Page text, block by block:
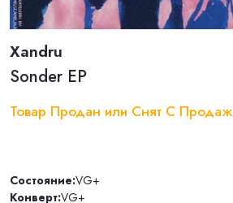
Xandru
Sonder EP
Товар Продан или Снят С
Состояние:VG+
Конверт:VG+